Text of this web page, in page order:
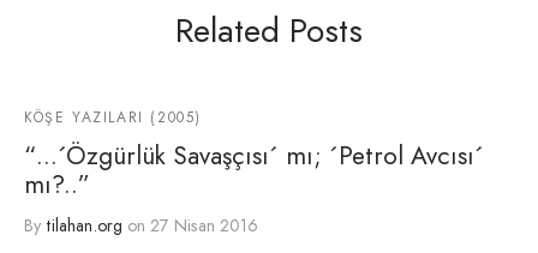
Related Posts
KÖŞE YAZILARI (2005)
“…´Özgürlük Savaşçısı´ mı; ´Petrol Avcısı´
mı?..”
By tilahan.org on 27 Nisan 2016